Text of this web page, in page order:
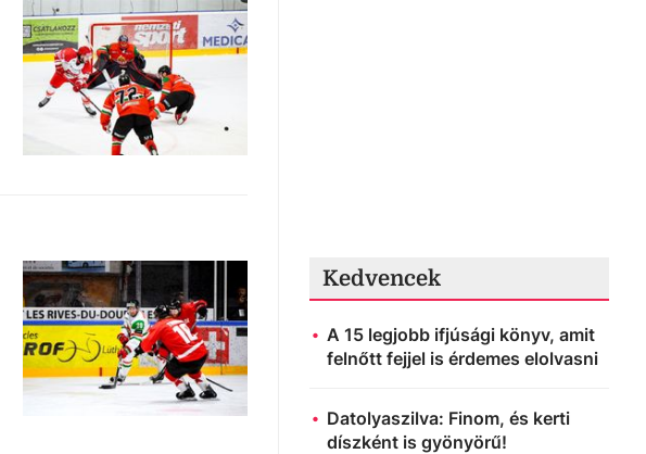
Kedvencek
A 15 legjobb ifjúsági könyv, amit
felnőtt fejjel is érdemes elolvasni
Datolyaszilva: Finom, és kerti
díszként is gyönyörű!